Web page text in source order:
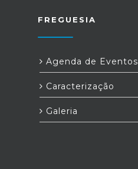
FREGUESIA
Agenda de Eventos
Caracterização
Galeria